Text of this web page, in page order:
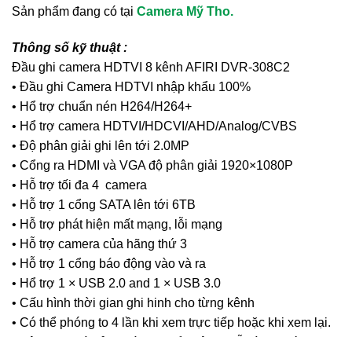
Sản phẩm đang có tại Camera Mỹ Tho.
Thông số kỹ thuật :
Đầu ghi camera HDTVI 8 kênh AFIRI DVR-308C2
• Đầu ghi Camera HDTVI nhập khẩu 100%
• Hổ trợ chuẩn nén H264/H264+
• Hổ trợ camera HDTVI/HDCVI/AHD/Analog/CVBS
• Độ phân giải ghi lên tới 2.0MP
• Cổng ra HDMI và VGA độ phân giải 1920×1080P
• Hỗ trợ tối đa 4 camera
• Hỗ trợ 1 cổng SATA lên tới 6TB
• Hỗ trợ phát hiện mất mạng, lỗi mạng
• Hỗ trợ camera của hãng thứ 3
• Hỗ trợ 1 cổng báo động vào và ra
• Hổ trợ 1 × USB 2.0 and 1 × USB 3.0
• Cấu hình thời gian ghi hinh cho từng kênh
• Có thể phóng to 4 lần khi xem trực tiếp hoặc khi xem lại.